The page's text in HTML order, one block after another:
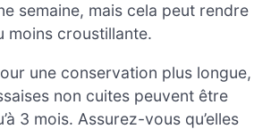
semaine, mais cela peut rendre
moins croustillante.
une conservation plus longue,
non cuites peuvent être
3 mois. Assurez-vous qu’elles